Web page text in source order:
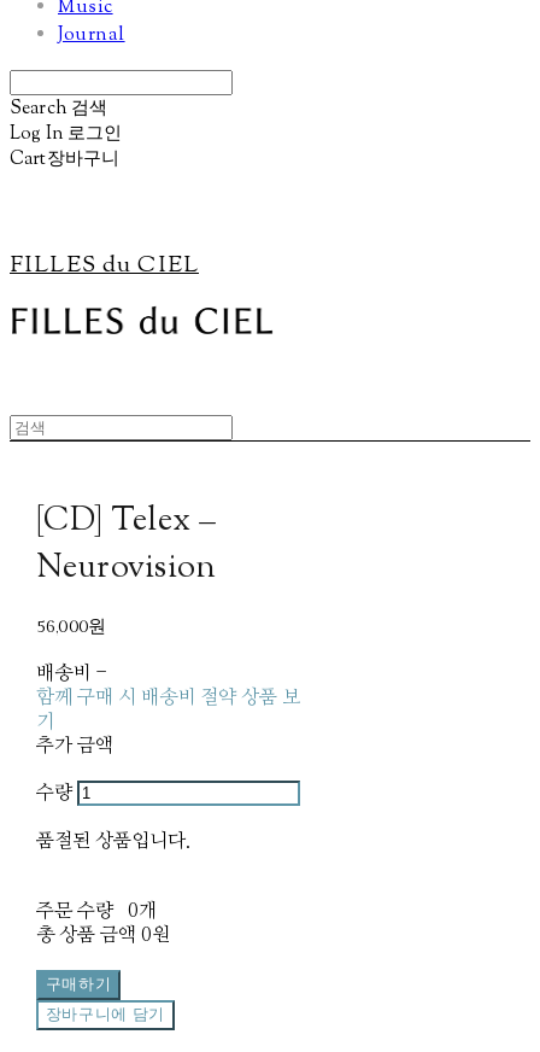
Music
Journal
Search 검색
Log In 로그인
Cart장바구니
FILLES du CIEL
[CD] Telex –
Neurovision
56,000원
배송비 -
함께 구매 시 배송비 절약 상품 보
기
추가 금액
수량
품절된 상품입니다.
주문 수량
0개
총 상품 금액 0원
구매하기
장바구니에 담기